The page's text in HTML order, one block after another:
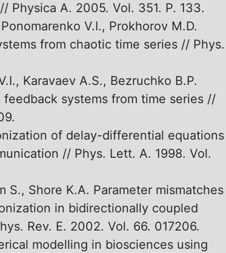
Physica A. 2005. Vol. 351. P. 133.
V.I., Prokhorov M.D.
from chaotic time series // Phys.
Karavaev A.S., Bezruchko B.P.
systems from time series //
of delay-differential equations
// Phys. Lett. A. 1998. Vol.
S., Shore K.A. Parameter mismatches
in bidirectionally coupled
Rev. E. 2002. Vol. 66. 017206.
modelling in biosciences using